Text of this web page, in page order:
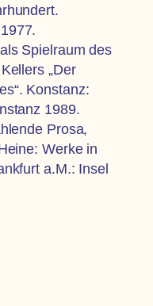
Spielraum des
„Der
Konstanz:
1989.
Prosa,
Werke in
a.M.: Insel